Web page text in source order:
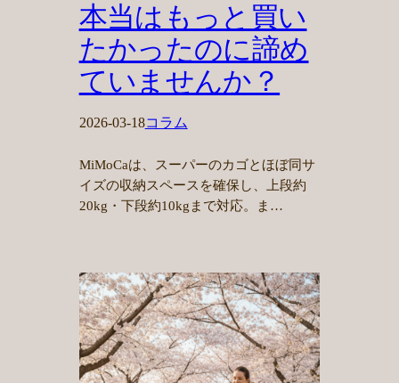
本当はもっと買い
たかったのに諦め
ていませんか？
2026-03-18コラム
MiMoCaは、スーパーのカゴとほぼ同サ
イズの収納スペースを確保し、上段約
20kg・下段約10kgまで対応。ま…